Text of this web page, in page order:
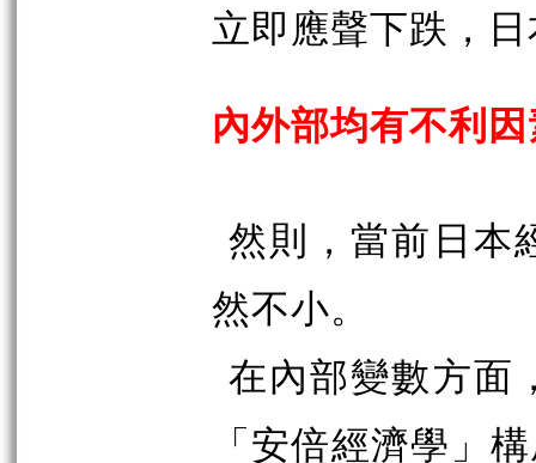
立即應聲下跌，
內外部均有不利
然則，當前日本
然不小。
在內部變數方面
「安倍經濟學」